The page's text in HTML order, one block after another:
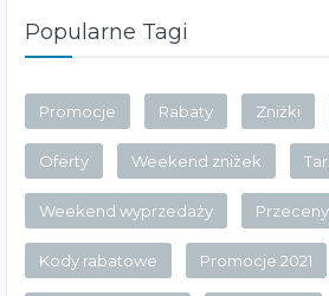
Popularne Tagi
Promocje Rabaty Zniżki
Oferty Weekend zniżek
Weekend wyprzedaży Przeceny
Kody rabatowe Promocje 2021